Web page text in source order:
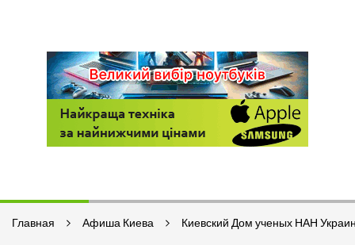
Главная Афиша Киева Киевский Дом ученых НАН